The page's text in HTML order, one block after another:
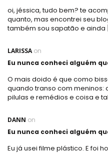
oi, jéssica, tudo bem? te
quanto, mas encontrei seu
também sou sapatão e ainda
LARISSAon
Eu nunca conheci alguém
O mais doido é que como
quando transo com meninos:
pilulas e remédios e coisa e
DANN on
Eu nunca conheci alguém
Eu já usei filme plástico. E foi